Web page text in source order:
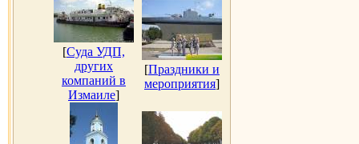
[Суда УДП,
других
компаний в
Измаиле]
[Праздники и
мероприятия]